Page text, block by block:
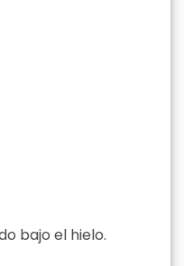
bajo el hielo.